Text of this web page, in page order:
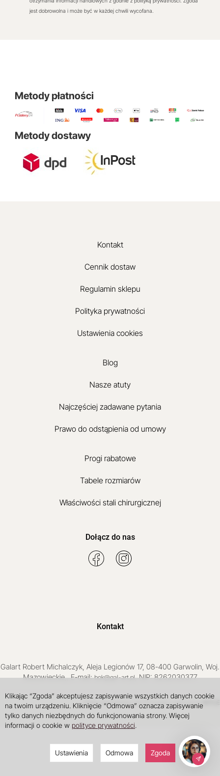
jest dobrowolna i może być w każdej chwili wycofana.
Metody płatności
Metody dostawy
Kontakt
Cennik dostaw
Regulamin sklepu
Polityka prywatności
Ustawienia cookies
Blog
Nasze atuty
Najczęściej zadawane pytania
Prawo do odstąpienia od umowy
Progi rabatowe
Tabele rozmiarów
Właściwości stali chirurgicznej
Dołącz do nas
Kontakt
Galart Robert Michalczyk, Aleja Legionów 17, 08-400 Garwolin, Woj.
Mazowieckie,, E-mail:bok@gal-art.pl, NIP: 8262030377
Sklep internetowy SOTE projekt i wdrożenie
Klikając “Zgoda” akceptujesz zapisywanie wszystkich danych cookie
na twoim urządzeniu. Kliknięcie “Odmowa” oznacza zapisywanie
tylko danych niezbędnych do funkcjonowania strony. Więcej
informacji o cookie w polityce prywatności.
Ustawienia Odmowa Zgoda